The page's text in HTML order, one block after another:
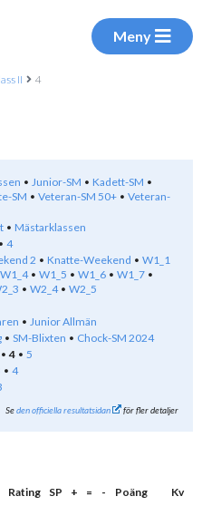
Meny
II 4
Junior-SM
Kadett-SM
SM Veteran-SM 50+
Veteran-
Mästarklassen
4
2 Knatte-Weekend
W1_1
W1_4 W1_5 W1_6
W1_7
W2_4
W2_5
Junior Allmän
SM-Blixten
Chock-SM 2024
4
5
4
Seden officiella resultatsidan för fler detaljer
Rating SP + = - Poäng
Kv